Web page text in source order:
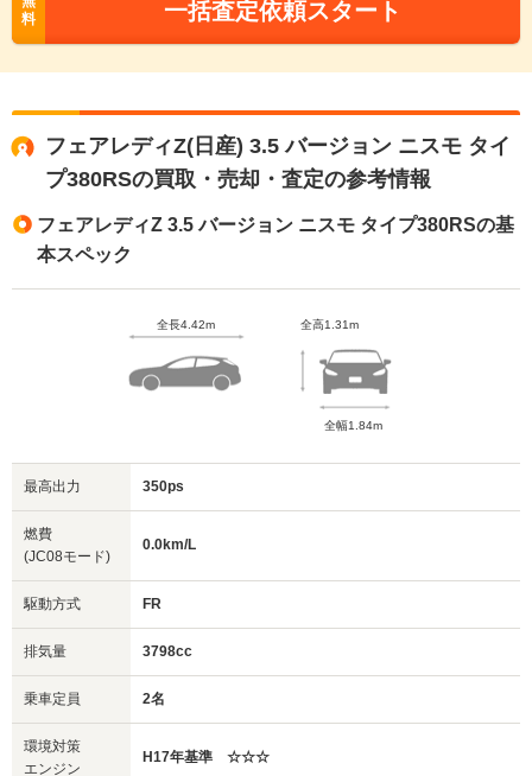
料
一括査定依頼スタート
フェアレディZ(日産) 3.5 バージョン ニスモ タイ
プ380RSの買取・売却・査定の参考情報
フェアレディZ 3.5 バージョン ニスモ タイプ380RSの基
本スペック
全長4.42m 全高1.31m
全幅1.84m
最高出力 350ps
燃費
(JC08モード)
0.0km/L
駆動方式 FR
排気量 3798cc
乗車定員 2名
環境対策
エンジン
H17年基準 ☆☆☆